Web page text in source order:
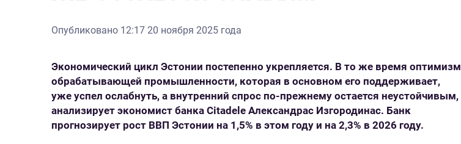
Опубликовано 12:17 20 ноября 2025 года
Экономический цикл Эстонии постепенно укрепляется. В то же время оптимизм
обрабатывающей промышленности, которая в основном его поддерживает,
уже успел ослабнуть, а внутренний спрос по-прежнему остается неустойчивым,
анализирует экономист банка Citadele Александрас Изгородинас. Банк
прогнозирует рост ВВП Эстонии на 1,5% в этом году и на 2,3% в 2026 году.